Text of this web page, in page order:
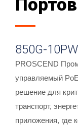
850G-
PROSCEND
управляемый
решение для
транспорт,
приложения, где